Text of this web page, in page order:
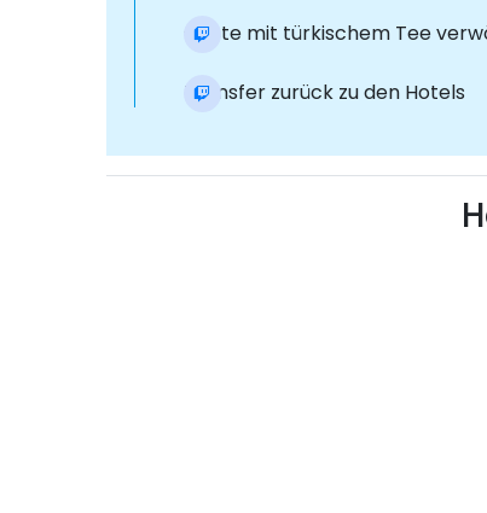
Gäste mit türkischem Tee
Transfer zurück zu den Hotels